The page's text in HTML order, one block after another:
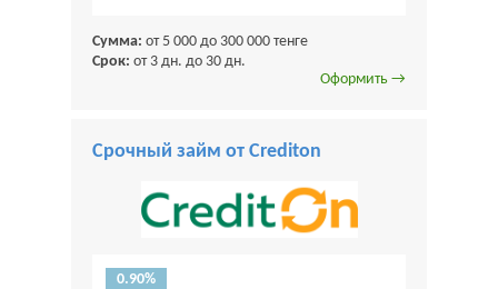
Сумма: от 5 000 до 300 000 тенге
Срок: от 3 дн. до 30 дн.
Оформить →
Срочный займ от Crediton
0.90%